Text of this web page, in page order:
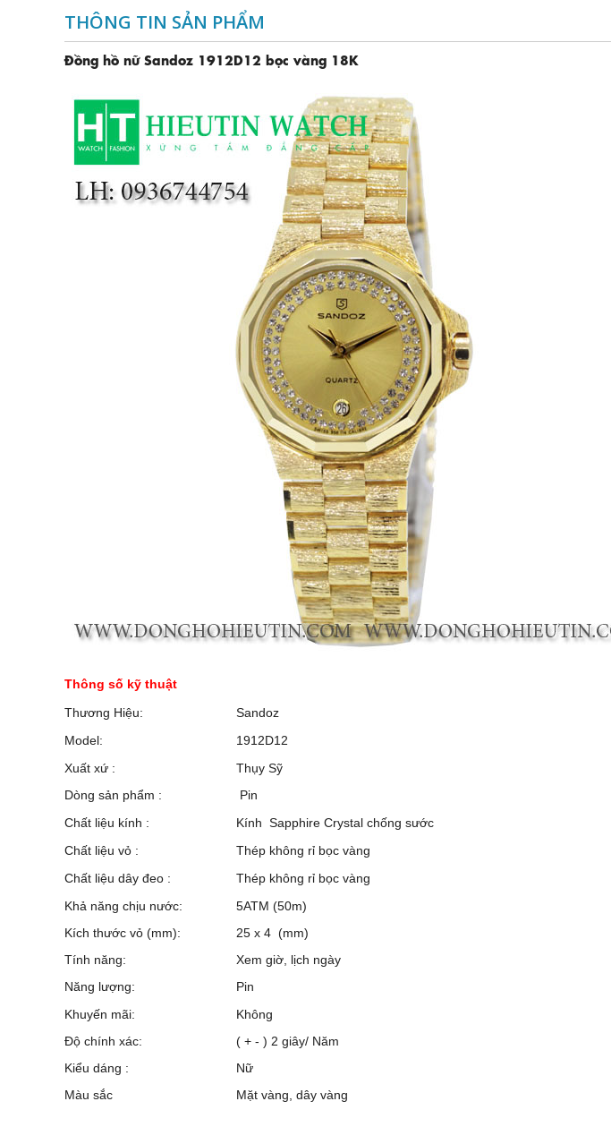
THÔNG TIN SẢN PHẨM
Đồng hồ nữ Sandoz 1912D12 bọc vàng 18K
Thông số kỹ thuật
Thương Hiệu:
Sandoz
Model:
1912D12
Xuất xứ :
Thụy Sỹ
Dòng sản phẩm :
Pin
Chất liệu kính :
Kính Sapphire Crystal chống sước
Chất liệu vỏ :
Thép không rỉ bọc vàng
Chất liệu dây đeo :
Thép không rỉ bọc vàng
Khả năng chịu nước:
5ATM (50m)
Kích thước vỏ (mm):
25 x 4 (mm)
Tính năng:
Xem giờ, lịch ngày
Năng lượng:
Pin
Khuyến mãi:
Không
Độ chính xác:
( + - ) 2 giây/ Năm
Kiểu dáng :
Nữ
Màu sắc
Mặt vàng, dây vàng